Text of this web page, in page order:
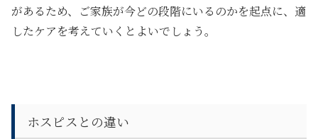
があるため、ご家族が今どの段階にいるのかを起点に、適
したケアを考えていくとよいでしょう。
ホスピスとの違い